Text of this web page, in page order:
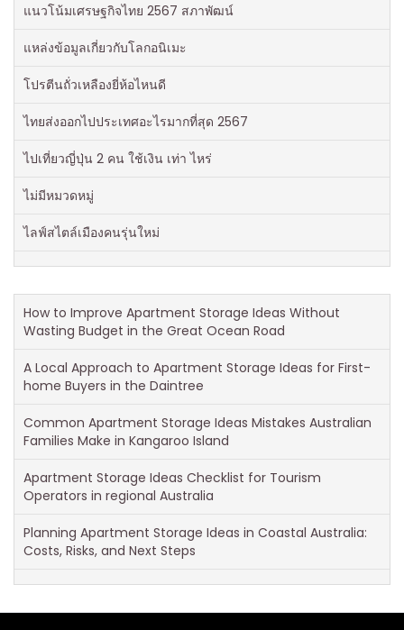
แนวโน้มเศรษฐกิจไทย 2567 สภาพัฒน์
แหล่งข้อมูลเกี่ยวกับโลกอนิเมะ
โปรตีนถั่วเหลืองยี่ห้อไหนดี
ไทยส่งออกไปประเทศอะไรมากที่สุด 2567
ไปเที่ยวญี่ปุ่น 2 คน ใช้เงิน เท่า ไหร่
ไม่มีหมวดหมู่
ไลฟ์สไตล์เมืองคนรุ่นใหม่
How to Improve Apartment Storage Ideas Without
Wasting Budget in the Great Ocean Road
A Local Approach to Apartment Storage Ideas for First-
home Buyers in the Daintree
Common Apartment Storage Ideas Mistakes Australian
Families Make in Kangaroo Island
Apartment Storage Ideas Checklist for Tourism
Operators in regional Australia
Planning Apartment Storage Ideas in Coastal Australia:
Costs, Risks, and Next Steps